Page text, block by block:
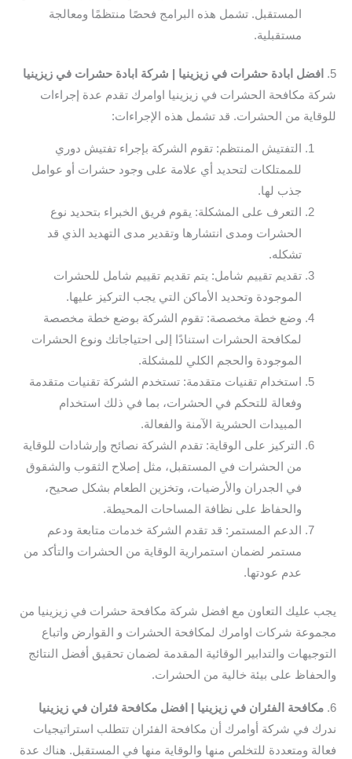
المستقبل. تشمل هذه البرامج فحصًا منتظمًا ومعالجة
مستقبلية.
5.
افضل ابادة حشرات في زيزينيا | شركة ابادة حشرات في زيزينيا
شركة مكافحة الحشرات في زيزينيا اوامرك تقدم عدة إجراءات
للوقاية من الحشرات. قد تشمل هذه الإجراءات:
التفتيش المنتظم: تقوم الشركة بإجراء تفتيش دوري
للممتلكات لتحديد أي علامة على وجود حشرات أو عوامل
جذب لها.
التعرف على المشكلة: يقوم فريق الخبراء بتحديد نوع
الحشرات ومدى انتشارها وتقدير مدى التهديد الذي قد
تشكله.
تقديم تقييم شامل: يتم تقديم تقييم شامل للحشرات
الموجودة وتحديد الأماكن التي يجب التركيز عليها.
وضع خطة مخصصة: تقوم الشركة بوضع خطة مخصصة
لمكافحة الحشرات استنادًا إلى احتياجاتك ونوع الحشرات
الموجودة والحجم الكلي للمشكلة.
استخدام تقنيات متقدمة: تستخدم الشركة تقنيات متقدمة
وفعالة للتحكم في الحشرات، بما في ذلك استخدام
المبيدات الحشرية الآمنة والفعالة.
التركيز على الوقاية: تقدم الشركة نصائح وإرشادات للوقاية
من الحشرات في المستقبل، مثل إصلاح الثقوب والشقوق
في الجدران والأرضيات، وتخزين الطعام بشكل صحيح،
والحفاظ على نظافة المساحات المحيطة.
الدعم المستمر: قد تقدم الشركة خدمات متابعة ودعم
مستمر لضمان استمرارية الوقاية من الحشرات والتأكد من
عدم عودتها.
يجب عليك التعاون مع افضل شركة مكافحة حشرات في زيزينيا من
مجموعة شركات اوامرك لمكافحة الحشرات و القوارض واتباع
التوجيهات والتدابير الوقائية المقدمة لضمان تحقيق أفضل النتائج
والحفاظ على بيئة خالية من الحشرات.
6. مكافحة الفئران في زيزينيا | افضل مكافحة فئران في زيزينيا
ندرك في شركة أوامرك أن مكافحة الفئران تتطلب استراتيجيات
فعالة ومتعددة للتخلص منها والوقاية منها في المستقبل. هناك عدة